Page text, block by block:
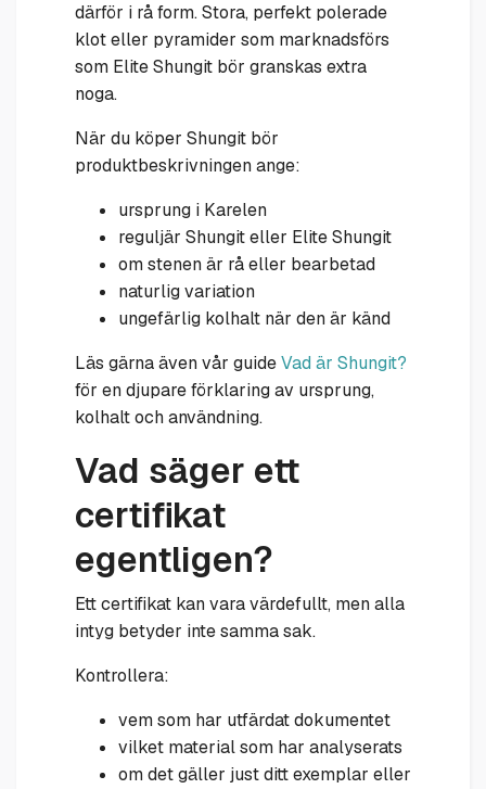
därför i rå form. Stora, perfekt polerade
klot eller pyramider som marknadsförs
som Elite Shungit bör granskas extra
noga.
När du köper Shungit bör
produktbeskrivningen ange:
ursprung i Karelen
reguljär Shungit eller Elite Shungit
om stenen är rå eller bearbetad
naturlig variation
ungefärlig kolhalt när den är känd
Läs gärna även vår guideVad är Shungit?
för en djupare förklaring av ursprung,
kolhalt och användning.
Vad säger ett
certifikat
egentligen?
Ett certifikat kan vara värdefullt, men alla
intyg betyder inte samma sak.
Kontrollera:
vem som har utfärdat dokumentet
vilket material som har analyserats
om det gäller just ditt exemplar eller